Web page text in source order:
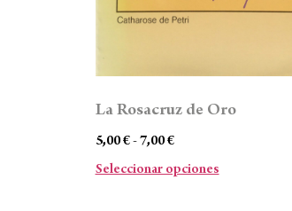
La Rosacruz de Oro
5,00€ - 7,00€
Seleccionar opciones